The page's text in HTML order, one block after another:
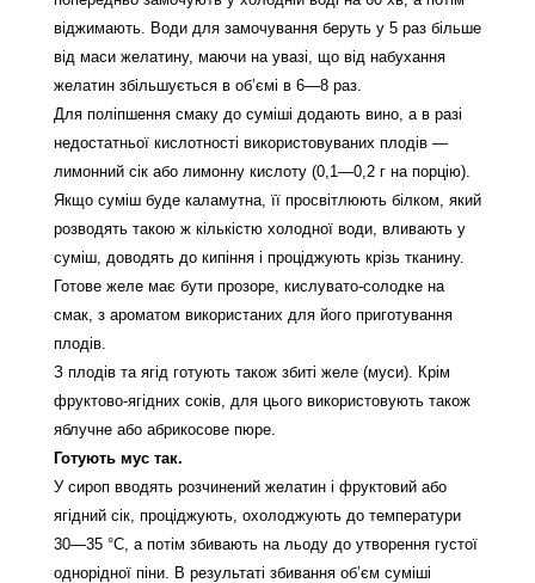
віджимають. Води для замочування беруть у 5 раз більше
від маси желатину, маючи на увазі, що від набухання
желатин збільшується в об’ємі в 6—8 раз.
Для поліпшення смаку до суміші додають вино, а в разі
недостатньої кислотності використовуваних плодів —
лимонний сік або лимонну кислоту (0,1—0,2 г на порцію).
Якщо суміш буде каламутна, її просвітлюють білком, який
розводять такою ж кількістю холодної води, вливають у
суміш, доводять до кипіння і проціджують крізь тканину.
Готове желе має бути прозоре, кислувато-солодке на
смак, з ароматом використаних для його приготування
плодів.
З плодів та ягід готують також збиті желе (муси). Крім
фруктово-ягідних соків, для цього використовують також
яблучне або абрикосове пюре.
Готують мус так.
У сироп вводять розчинений желатин і фруктовий або
ягідний сік, проціджують, охолоджують до температури
30—35 °С, а потім збивають на льоду до утворення густої
однорідної піни. В результаті збивання об’єм суміші